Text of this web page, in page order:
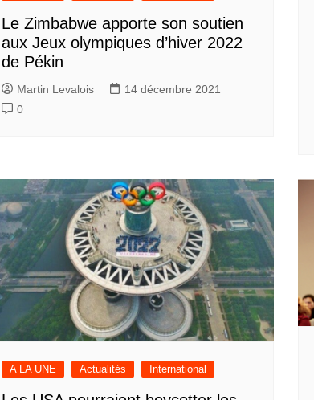
Le Zimbabwe apporte son soutien
aux Jeux olympiques d’hiver 2022
de Pékin
Martin Levalois
14 décembre 2021
0
A LA UNE Actualités International